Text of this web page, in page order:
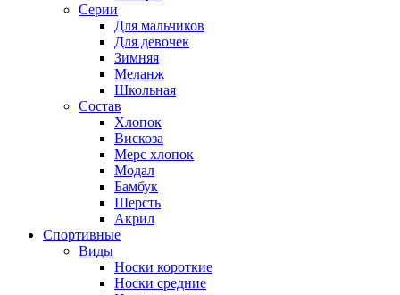
Серии
Для мальчиков
Для девочек
Зимняя
Меланж
Школьная
Состав
Хлопок
Вискоза
Мерс хлопок
Модал
Бамбук
Шерсть
Акрил
Спортивные
Виды
Носки короткие
Носки средние